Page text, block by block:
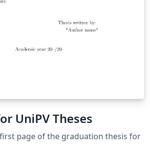
UniPV Theses
page of the graduation thesis for